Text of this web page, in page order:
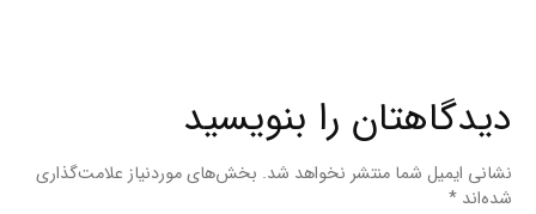
دیدگاهتان را بنویسید
نشانی ایمیل شما منتشر نخواهد شد. بخش‌های موردنیاز علامت‌گذاری
شده‌اند *